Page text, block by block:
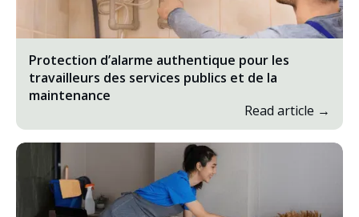
Protection d’alarme authentique pour les
travailleurs des services publics et de la
maintenance
Read article →